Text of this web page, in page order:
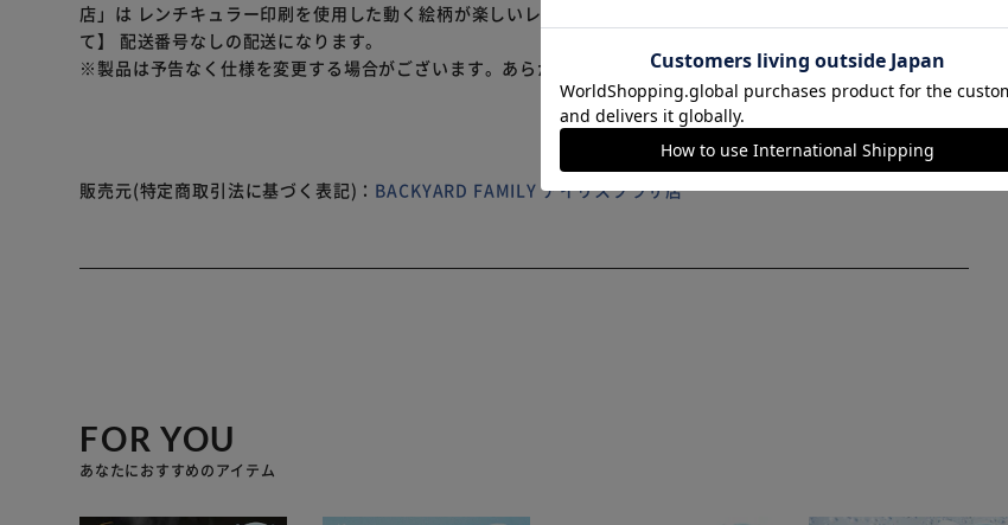
店」は レンチキュラー印刷を使用した動く絵柄が楽しいレンチキュラー雑貨ブランドです。 【商品配送につい
て】 配送番号なしの配送になります。
※製品は予告なく仕様を変更する場合がございます。あらかじめご了承ください。
販売元(特定商取引法に基づく表記)： BACKYARD FAMILY アイリスプラザ店
FOR YOU
あなたにおすすめのアイテム